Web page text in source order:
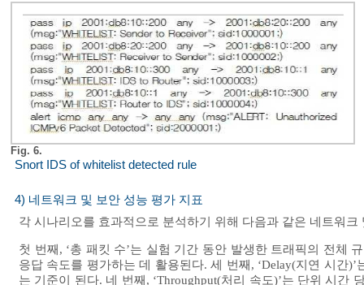
Fig. 6.
Snort IDS of whitelist detected rule
4) 네트워크 및 보안 성능 평가 지표
각 시나리오를 효과적으로 분석하기 위해 다음과 같은 네트워
첫 번째, ‘총 패킷 수’는 실험 기간 동안 발생한 트래픽의 전체
응답 속도를 평가하는 데 활용된다. 세 번째, ‘Delay(지연 시간
는 기준이 된다. 네 번째, ‘Throughput(처리 속도)’는 단위 시간